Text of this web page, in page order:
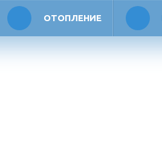
ОТОПЛЕНИЕ